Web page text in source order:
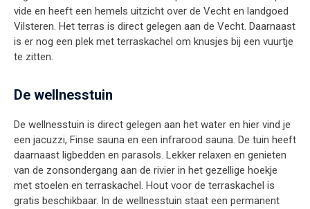
vide en heeft een hemels uitzicht over de Vecht en landgoed
Vilsteren. Het terras is direct gelegen aan de Vecht. Daarnaast
is er nog een plek met terraskachel om knusjes bij een vuurtje
te zitten.
De wellnesstuin
De wellnesstuin is direct gelegen aan het water en hier vind je
een jacuzzi, Finse sauna en een infrarood sauna. De tuin heeft
daarnaast ligbedden en parasols. Lekker relaxen en genieten
van de zonsondergang aan de rivier in het gezellige hoekje
met stoelen en terraskachel. Hout voor de terraskachel is
gratis beschikbaar. In de wellnesstuin staat een permanent